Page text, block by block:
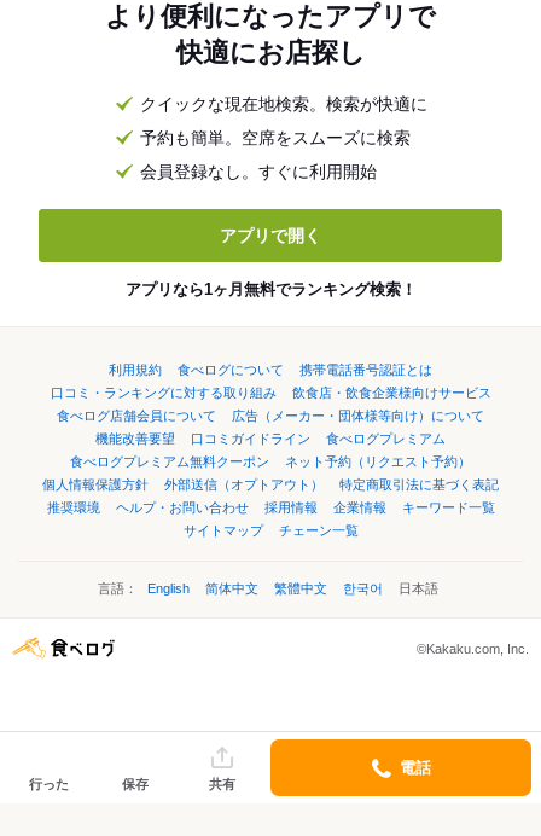
より便利になったアプリで
快適にお店探し
クイックな現在地検索。検索が快適に
予約も簡単。空席をスムーズに検索
会員登録なし。すぐに利用開始
アプリで開く
アプリなら1ヶ月無料でランキング検索！
利用規約 食べログについて
携帯電話番号認証とは
口コミ・ランキングに対する取り組み
飲食店・飲食企業様向けサービス
食べログ店舗会員について
広告（メーカー・団体様等向け）について
機能改善要望
口コミガイドライン
食べログプレミアム
食べログプレミアム無料クーポン
ネット予約（リクエスト予約）
個人情報保護方針
外部送信（オプトアウト）
特定商取引法に基づく表記
推奨環境
ヘルプ・お問い合わせ 採用情報 企業情報
キーワード一覧
サイトマップ
チェーン一覧
言語： English 简体中文 繁體中文 한국어 日本語
©Kakaku.com, Inc.
行った 保存 共有
電話